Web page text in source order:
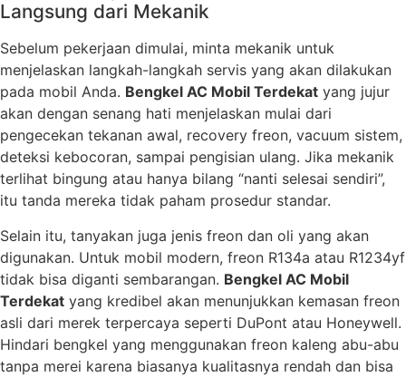
Langsung dari Mekanik
Sebelum pekerjaan dimulai, minta mekanik untuk
menjelaskan langkah-langkah servis yang akan dilakukan
pada mobil Anda. Bengkel AC Mobil Terdekat yang jujur
akan dengan senang hati menjelaskan mulai dari
pengecekan tekanan awal, recovery freon, vacuum sistem,
deteksi kebocoran, sampai pengisian ulang. Jika mekanik
terlihat bingung atau hanya bilang “nanti selesai sendiri”,
itu tanda mereka tidak paham prosedur standar.
Selain itu, tanyakan juga jenis freon dan oli yang akan
digunakan. Untuk mobil modern, freon R134a atau R1234yf
tidak bisa diganti sembarangan. Bengkel AC Mobil
Terdekat yang kredibel akan menunjukkan kemasan freon
asli dari merek terpercaya seperti DuPont atau Honeywell.
Hindari bengkel yang menggunakan freon kaleng abu-abu
tanpa merei karena biasanya kualitasnya rendah dan bisa